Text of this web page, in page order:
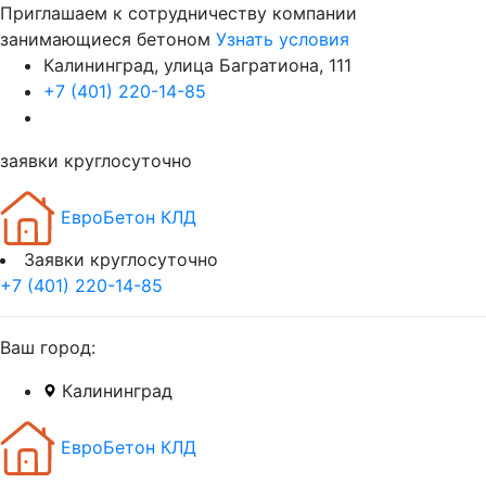
Приглашаем к сотрудничеству компании
занимающиеся бетоном Узнать условия
Калининград, улица Багратиона, 111
+7 (401) 220-14-85
заявки круглосуточно
ЕвроБетон КЛД
Заявки круглосуточно
+7 (401) 220-14-85
Ваш город:
Калининград
ЕвроБетон КЛД